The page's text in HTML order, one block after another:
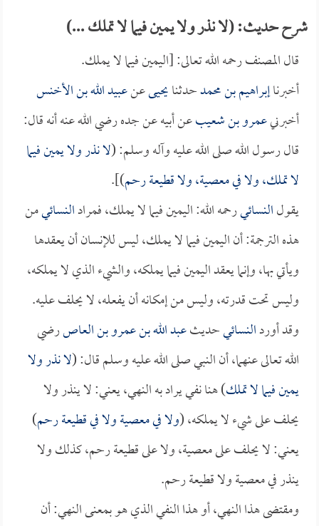
شرح حديث: (لا نذر ولا يمين فيما لا تملك ...)
قال المصنف رحمه الله تعالى: [اليمين فيما لا يملك.
أخبرناإبراهيم بن محمدحدثنايحيىعنعبيد الله بن الأخنس
أخبرنيعمرو بن شعيبعن أبيه عن جده رضي الله عنه أنه قال:
قال رسول الله صلى الله عليه وآله وسلم: (لا نذر ولا يمين فيما
لا تملك، ولا في معصية، ولا قطيعة رحم)].
يقولالنسائيرحمه الله: اليمين فيما لا يملك، فمرادالنسائيمن
هذه الترجمة: أن اليمين فيما لا يملك، ليس للإنسان أن يعقدها
ويأتي بها، وإنما يعقد اليمين فيما يملكه، والشيء الذي لا يملكه،
وليس تحت قدرته، وليس من إمكانه أن يفعله، لا يحلف عليه.
وقد أوردالنسائيحديثعبد الله بن عمرو بن العاصرضي
الله تعالى عنهما، أن النبي صلى الله عليه وسلم قال: (لا نذر ولا
يمين فيما لا تملك) هنا نفي يراد به النهي، يعني: لا ينذر ولا
يحلف على شيء لا يملكه، (ولا في معصية ولا في قطيعة رحم)
يعني: لا يحلف على معصية، ولا على قطيعة رحم، كذلك ولا
ينذر في معصية ولا قطيعة رحم.
ومقتضى هذا النهي، أو هذا النفي الذي هو بمعنى النهي: أن